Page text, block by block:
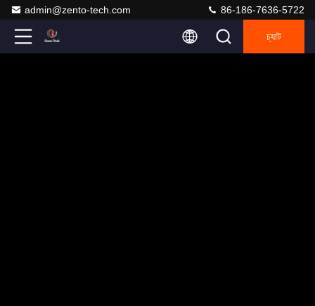
admin@zento-tech.com 86-186-7636-5722
চ্যাট